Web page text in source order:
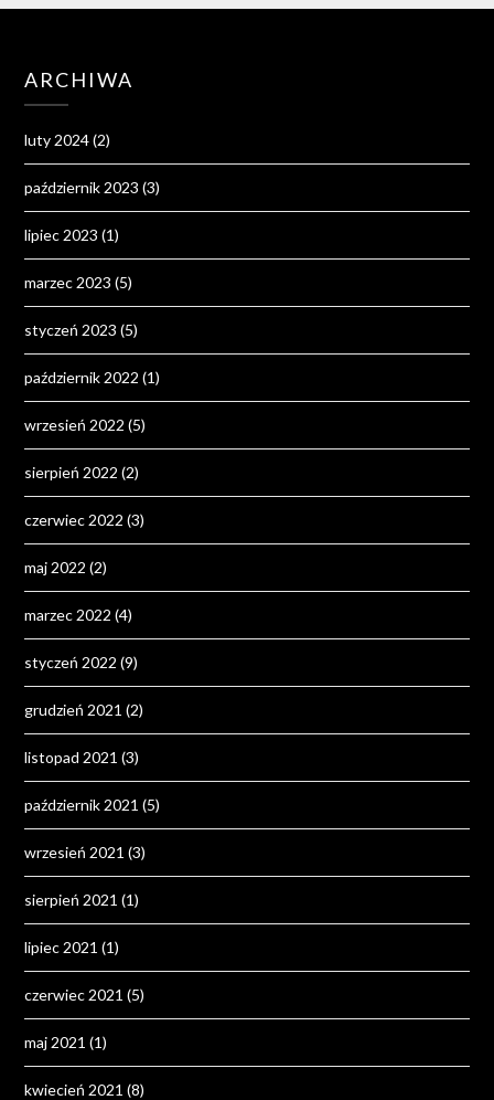
ARCHIWA
luty 2024(2)
październik 2023 (3)
lipiec 2023 (1)
marzec 2023 (5)
styczeń 2023 (5)
październik 2022 (1)
wrzesień 2022 (5)
sierpień 2022 (2)
czerwiec 2022 (3)
maj 2022 (2)
marzec 2022 (4)
styczeń 2022 (9)
grudzień 2021 (2)
listopad 2021 (3)
październik 2021 (5)
wrzesień 2021 (3)
sierpień 2021 (1)
lipiec 2021 (1)
czerwiec 2021 (5)
maj 2021 (1)
kwiecień 2021 (8)